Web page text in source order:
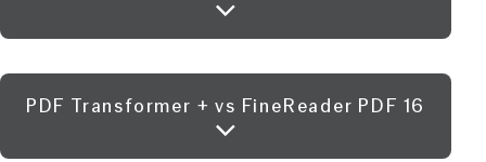
PDF Transformer + vs FineReader PDF 16